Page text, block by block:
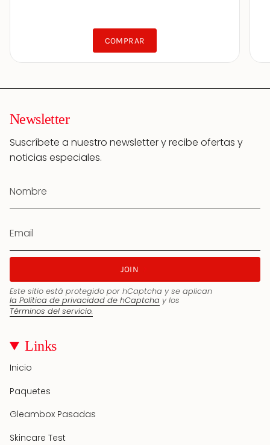
COMPRAR
Newsletter
Suscríbete a nuestro newsletter y recibe ofertas y
noticias especiales.
JOIN
Este sitio está protegido por hCaptcha y se aplican
la Política de privacidad de hCaptcha y los
Términos del servicio.
Links
Inicio
Paquetes
Gleambox Pasadas
Skincare Test